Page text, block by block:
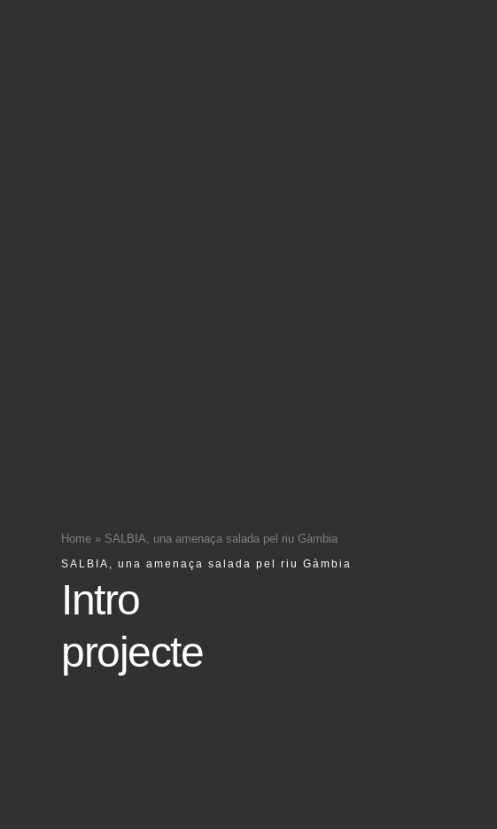
Home » SALBIA, una amenaça salada pel riu Gàmbia
SALBIA, una amenaça salada pel riu Gàmbia
Intro
projecte